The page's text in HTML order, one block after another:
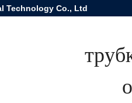
Technology Co., Ltd